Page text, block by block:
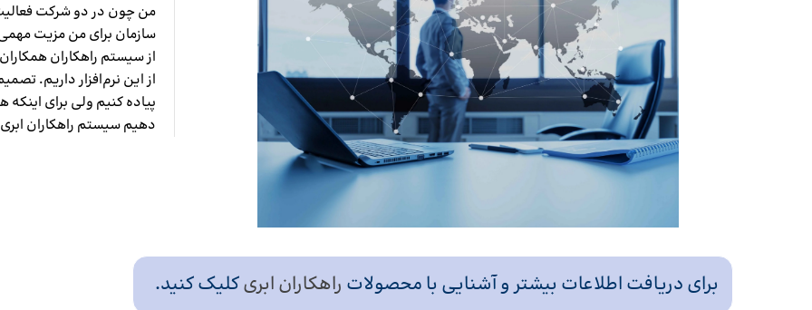
من چون در دو شرکت
سازمان برای من مزیت
از سیستم راهکاران
از این نرم‌افزار داریم.
پیاده کنیم ولی برای
دهیم سیستم راهکاران
برای دریافت اطلاعات بیشتر و آشنایی با محصولات راهکاران ابریکلیک کنید.